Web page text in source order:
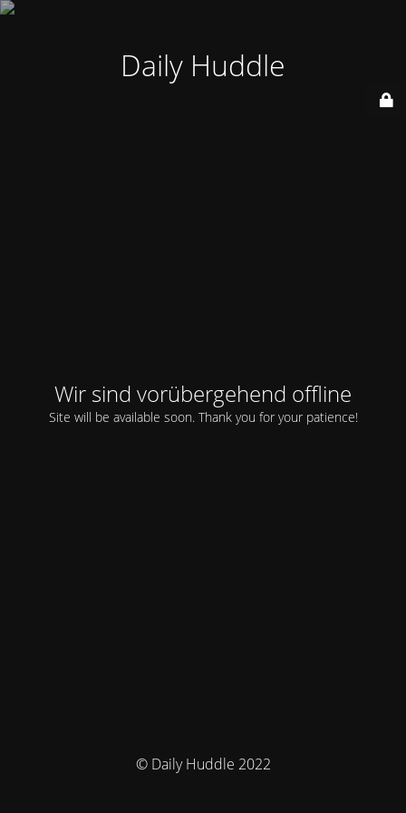
Daily Huddle
Wir sind vorübergehend offline
Site will be available soon. Thank you for your patience!
© Daily Huddle 2022